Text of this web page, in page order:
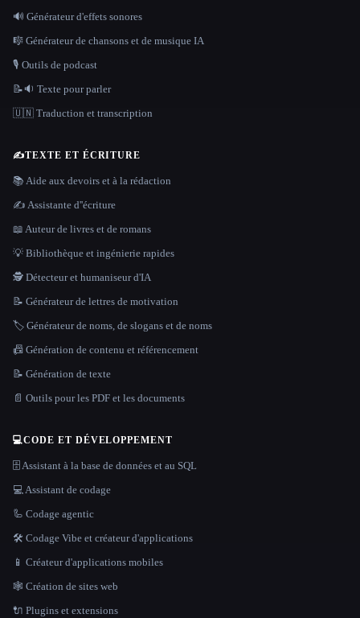
🔊 Générateur d'effets sonores
🎼 Générateur de chansons et de musique IA
🎙️ Outils de podcast
📝🔉 Texte pour parler
🇺🇳 Traduction et transcription
✍️TEXTE ET ÉCRITURE
📚 Aide aux devoirs et à la rédaction
✍️ Assistante d''écriture
📖 Auteur de livres et de romans
💡 Bibliothèque et ingénierie rapides
🕵️ Détecteur et humaniseur d'IA
📝 Générateur de lettres de motivation
🏷️ Générateur de noms, de slogans et de noms
📠 Génération de contenu et référencement
📝 Génération de texte
📄 Outils pour les PDF et les documents
💻CODE ET DÉVELOPPEMENT
🗄️ Assistant à la base de données et au SQL
💻 Assistant de codage
🦾 Codage agentic
🛠️ Codage Vibe et créateur d'applications
📱 Créateur d'applications mobiles
🕸 Création de sites web
🔌 Plugins et extensions